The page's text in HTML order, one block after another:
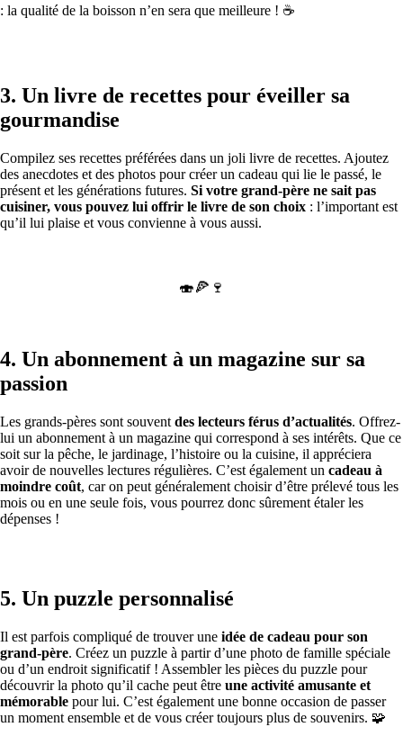
: la qualité de la boisson n’en sera que meilleure ! ☕
3. Un livre de recettes pour éveiller sa
gourmandise
Compilez ses recettes préférées dans un joli livre de recettes. Ajoutez
des anecdotes et des photos pour créer un cadeau qui lie le passé, le
présent et les générations futures. Si votre grand-père ne sait pas
cuisiner, vous pouvez lui offrir le livre de son choix : l’important est
qu’il lui plaise et vous convienne à vous aussi.
🍣🍕🍷
4. Un abonnement à un magazine sur sa
passion
Les grands-pères sont souvent des lecteurs férus d’actualités. Offrez-
lui un abonnement à un magazine qui correspond à ses intérêts. Que ce
soit sur la pêche, le jardinage, l’histoire ou la cuisine, il appréciera
avoir de nouvelles lectures régulières. C’est également un cadeau à
moindre coût, car on peut généralement choisir d’être prélevé tous les
mois ou en une seule fois, vous pourrez donc sûrement étaler les
dépenses !
5. Un puzzle personnalisé
Il est parfois compliqué de trouver une idée de cadeau pour son
grand-père. Créez un puzzle à partir d’une photo de famille spéciale
ou d’un endroit significatif ! Assembler les pièces du puzzle pour
découvrir la photo qu’il cache peut être une activité amusante et
mémorable pour lui. C’est également une bonne occasion de passer
un moment ensemble et de vous créer toujours plus de souvenirs. 🧩